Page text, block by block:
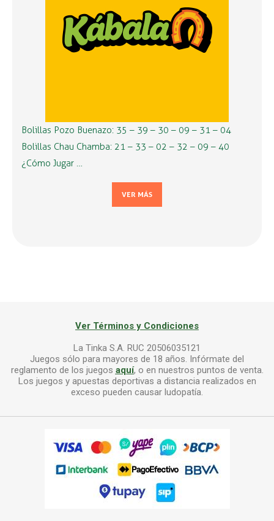
Bolillas Pozo Buenazo: 35 – 39 – 30 – 09 – 31 – 04
Bolillas Chau Chamba: 21 – 33 – 02 – 32 – 09 – 40
¿Cómo Jugar …
VER MÁS
Ver Términos y Condiciones
La Tinka S.A. RUC 20506035121
Juegos sólo para mayores de 18 años. Infórmate del
reglamento de los juegos aquí, o en nuestros puntos de venta.
Los juegos y apuestas deportivas a distancia realizados en
exceso pueden causar ludopatía.